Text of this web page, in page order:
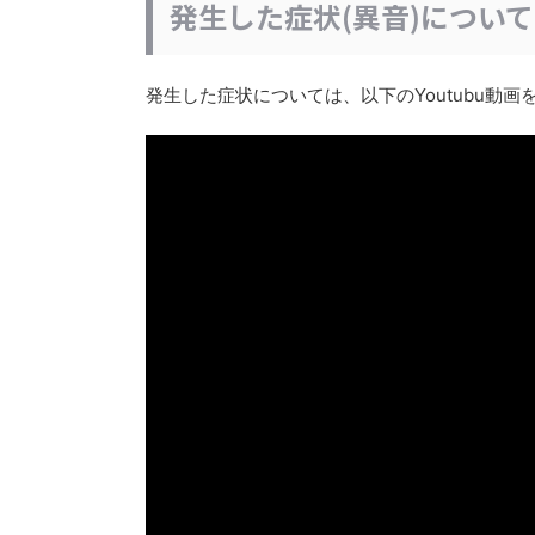
発生した症状(異音)について
発生した症状については、以下のYoutubu動画